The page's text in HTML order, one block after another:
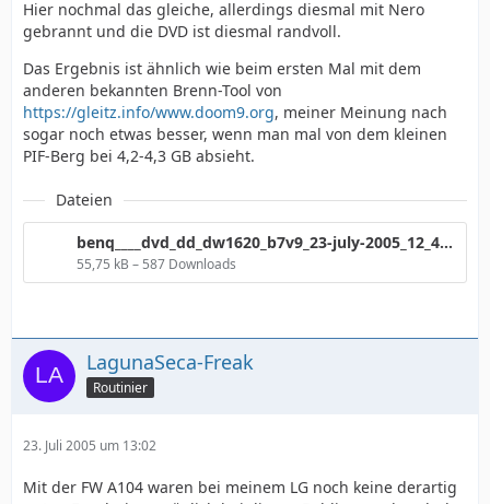
Hier nochmal das gleiche, allerdings diesmal mit Nero
gebrannt und die DVD ist diesmal randvoll.
Das Ergebnis ist ähnlich wie beim ersten Mal mit dem
anderen bekannten Brenn-Tool von
https://gleitz.info/www.doom9.org, meiner Meinung nach
sogar noch etwas besser, wenn man mal von dem kleinen
PIF-Berg bei 4,2-4,3 GB absieht.
Dateien
benq____dvd_dd_dw1620_b7v9_23-july-2005_12_41_915.png
55,75 kB – 587 Downloads
LagunaSeca-Freak
Routinier
23. Juli 2005 um 13:02
Mit der FW A104 waren bei meinem LG noch keine derartig